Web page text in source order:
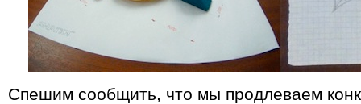
Спешим сообщить, что мы продлеваем